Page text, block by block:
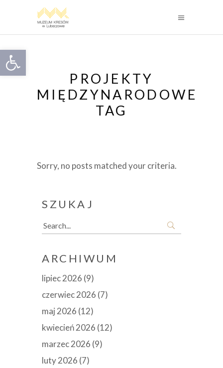
Otwórz pasek narzędzi
PROJEKTY
MIĘDZYNARODOWE
TAG
Sorry, no posts matched your criteria.
SZUKAJ
Search
for:
ARCHIWUM
lipiec 2026 (9)
czerwiec 2026 (7)
maj 2026 (12)
kwiecień 2026 (12)
marzec 2026 (9)
luty 2026 (7)